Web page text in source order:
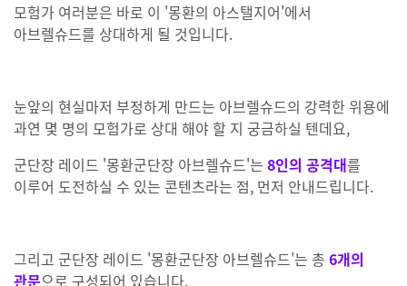
모험가 여러분은 바로 이 '몽환의 아스탤지어'에서
아브렐슈드를 상대하게 될 것입니다.
눈앞의 현실마저 부정하게 만드는 아브렐슈드의 강력한 위용에
과연 몇 명의 모험가로 상대 해야 할 지 궁금하실 텐데요,
군단장 레이드 '몽환군단장 아브렐슈드'는 8인의 공격대를
이루어 도전하실 수 있는 콘텐츠라는 점, 먼저 안내드립니다.
그리고 군단장 레이드 '몽환군단장 아브렐슈드'는 총 6개의
관문으로 구성되어 있습니다.